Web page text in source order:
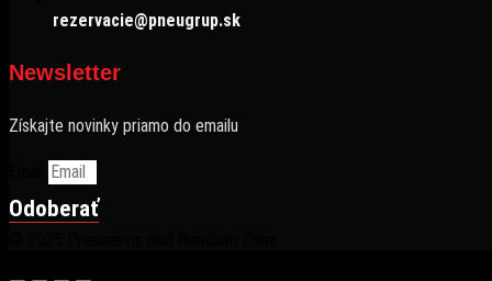
rezervacie@pneugrup.sk
Newsletter
Získajte novinky priamo do emailu
Odoberať